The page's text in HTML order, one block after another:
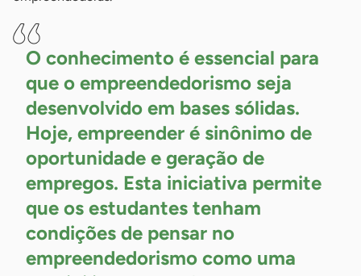
O conhecimento é essencial para
que o empreendedorismo seja
desenvolvido em bases sólidas.
Hoje, empreender é sinônimo de
oportunidade e geração de
empregos. Esta iniciativa permite
que os estudantes tenham
condições de pensar no
empreendedorismo como uma